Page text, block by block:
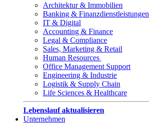
Architektur & Immobilien
Banking & Finanzdienstleistungen
IT & Digital
Accounting & Finance
Legal & Compliance
Sales, Marketing & Retail
Human Resources
Office Management Support
Engineering & Industrie
Logistik & Supply Chain
Life Sciences & Healthcare
Lebenslauf aktualisieren
Unternehmen